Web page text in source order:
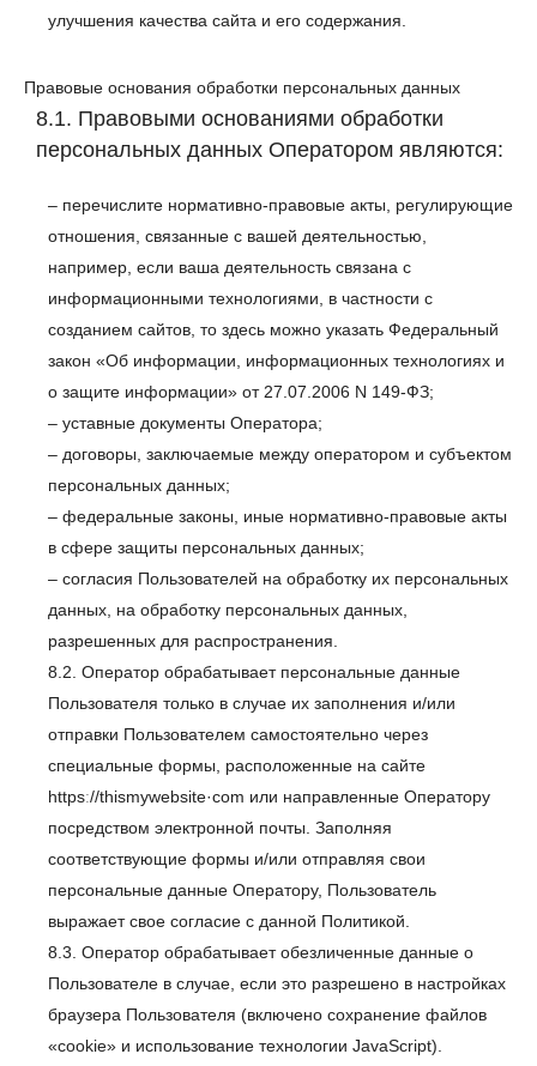
улучшения качества сайта и его содержания.
Правовые основания обработки персональных данных
8.1. Правовыми основаниями обработки
персональных данных Оператором являются:
– перечислите нормативно-правовые акты, регулирующие
отношения, связанные с вашей деятельностью,
например, если ваша деятельность связана с
информационными технологиями, в частности с
созданием сайтов, то здесь можно указать Федеральный
закон «Об информации, информационных технологиях и
о защите информации» от 27.07.2006 N 149-ФЗ;
– уставные документы Оператора;
– договоры, заключаемые между оператором и субъектом
персональных данных;
– федеральные законы, иные нормативно-правовые акты
в сфере защиты персональных данных;
– согласия Пользователей на обработку их персональных
данных, на обработку персональных данных,
разрешенных для распространения.
8.2. Оператор обрабатывает персональные данные
Пользователя только в случае их заполнения и/или
отправки Пользователем самостоятельно через
специальные формы, расположенные на сайте
httpsː//thismywebsite·com или направленные Оператору
посредством электронной почты. Заполняя
соответствующие формы и/или отправляя свои
персональные данные Оператору, Пользователь
выражает свое согласие с данной Политикой.
8.3. Оператор обрабатывает обезличенные данные о
Пользователе в случае, если это разрешено в настройках
браузера Пользователя (включено сохранение файлов
«cookie» и использование технологии JavaScript).